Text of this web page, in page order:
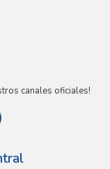
canales oficiales!